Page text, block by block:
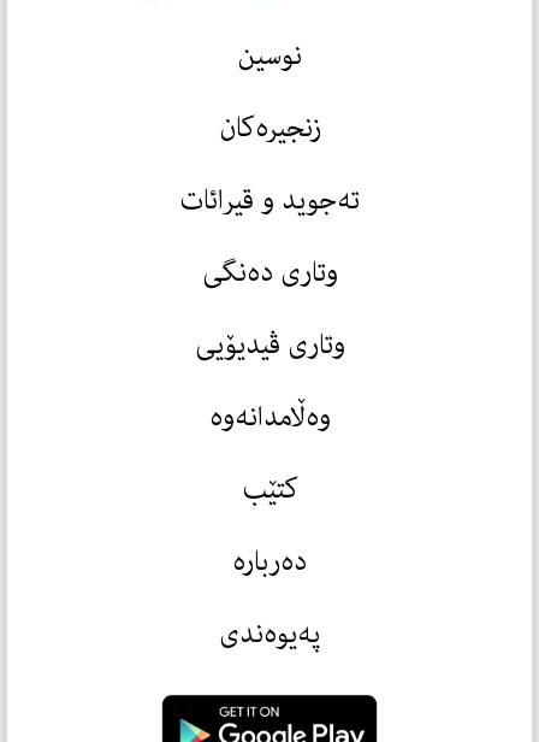
نوسین
زنجیرەکان
تەجوید و قیرائات
وتاری دەنگی
وتاری ڤیدیۆیی
وەڵامدانەوە
کتێب
دەربارە
پەیوەندی